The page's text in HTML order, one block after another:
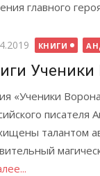
главного
КНИГИ
Ученики
«Ученики
писателя
талантом